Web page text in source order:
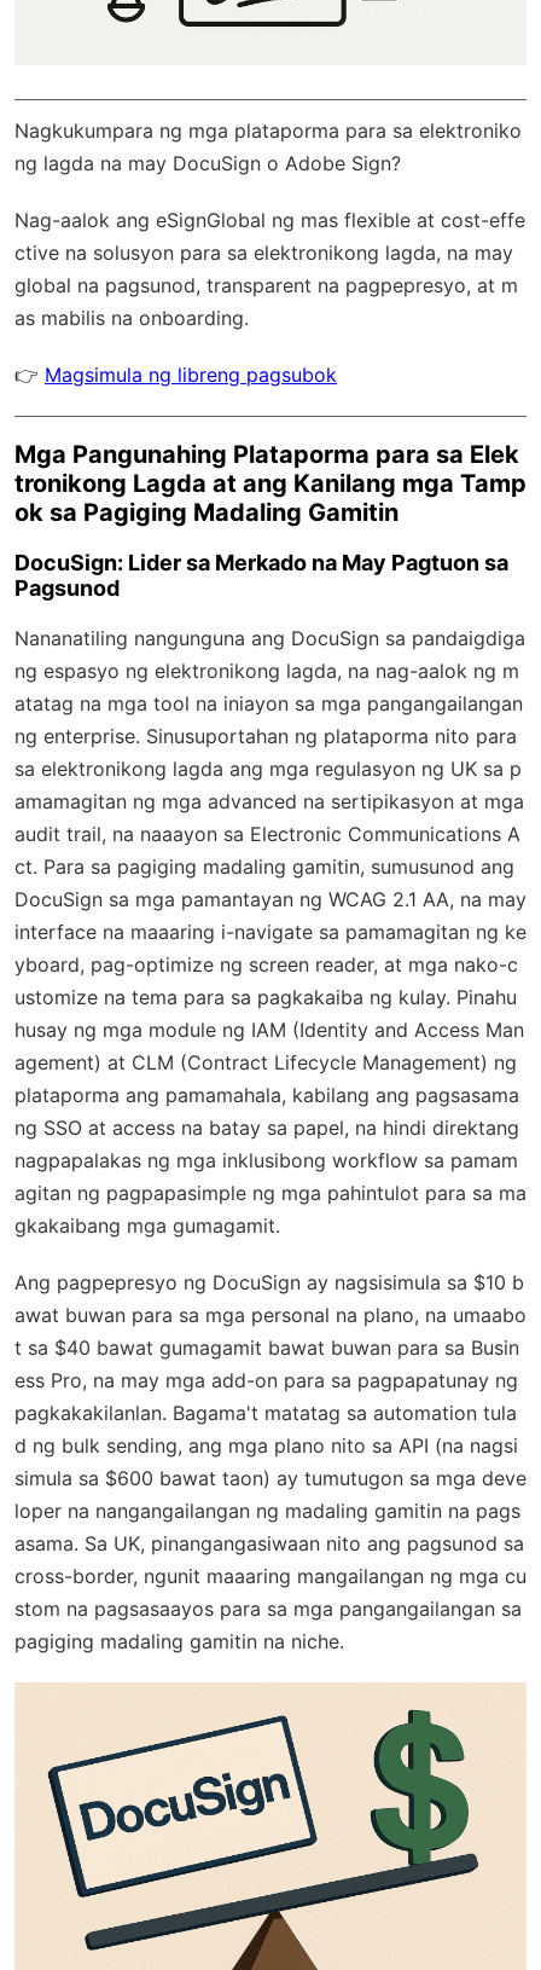
Nagkukumpara ng mga plataporma para sa elektroniko
ng lagda na may DocuSign o Adobe Sign?
Nag-aalok ang eSignGlobal ng mas flexible at cost-effe
ctive na solusyon para sa elektronikong lagda, na may
global na pagsunod, transparent na pagpepresyo, at m
as mabilis na onboarding.
👉 Magsimula ng libreng pagsubok
Mga Pangunahing Plataporma para sa Elek
tronikong Lagda at ang Kanilang mga Tamp
ok sa Pagiging Madaling Gamitin
DocuSign: Lider sa Merkado na May Pagtuon sa
Pagsunod
Nananatiling nangunguna ang DocuSign sa pandaigdiga
ng espasyo ng elektronikong lagda, na nag-aalok ng m
atatag na mga tool na iniayon sa mga pangangailangan
ng enterprise. Sinusuportahan ng plataporma nito para
sa elektronikong lagda ang mga regulasyon ng UK sa p
amamagitan ng mga advanced na sertipikasyon at mga
audit trail, na naaayon sa Electronic Communications A
ct. Para sa pagiging madaling gamitin, sumusunod ang
DocuSign sa mga pamantayan ng WCAG 2.1 AA, na may
interface na maaaring i-navigate sa pamamagitan ng ke
yboard, pag-optimize ng screen reader, at mga nako-c
ustomize na tema para sa pagkakaiba ng kulay. Pinahu
husay ng mga module ng IAM (Identity and Access Man
agement) at CLM (Contract Lifecycle Management) ng
plataporma ang pamamahala, kabilang ang pagsasama
ng SSO at access na batay sa papel, na hindi direktang
nagpapalakas ng mga inklusibong workflow sa pamam
agitan ng pagpapasimple ng mga pahintulot para sa ma
gkakaibang mga gumagamit.
Ang pagpepresyo ng DocuSign ay nagsisimula sa $10 b
awat buwan para sa mga personal na plano, na umaabo
t sa $40 bawat gumagamit bawat buwan para sa Busin
ess Pro, na may mga add-on para sa pagpapatunay ng
pagkakakilanlan. Bagama't matatag sa automation tula
d ng bulk sending, ang mga plano nito sa API (na nagsi
simula sa $600 bawat taon) ay tumutugon sa mga deve
loper na nangangailangan ng madaling gamitin na pags
asama. Sa UK, pinangangasiwaan nito ang pagsunod sa
cross-border, ngunit maaaring mangailangan ng mga cu
stom na pagsasaayos para sa mga pangangailangan sa
pagiging madaling gamitin na niche.